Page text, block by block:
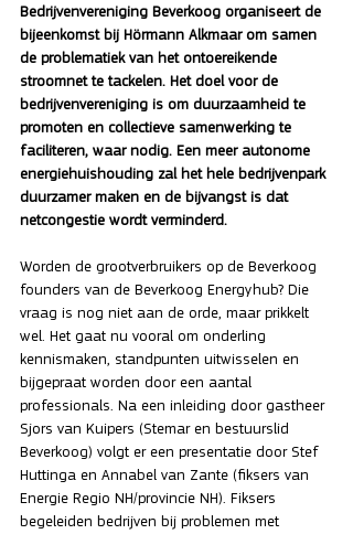
Bedrijvenvereniging Beverkoog organiseert de
bijeenkomst bij Hörmann Alkmaar om samen
de problematiek van het ontoereikende
stroomnet te tackelen. Het doel voor de
bedrijvenvereniging is om duurzaamheid te
promoten en collectieve samenwerking te
faciliteren, waar nodig. Een meer autonome
energiehuishouding zal het hele bedrijvenpark
duurzamer maken en de bijvangst is dat
netcongestie wordt verminderd.
Worden de grootverbruikers op de Beverkoog
founders van de Beverkoog Energyhub? Die
vraag is nog niet aan de orde, maar prikkelt
wel. Het gaat nu vooral om onderling
kennismaken, standpunten uitwisselen en
bijgepraat worden door een aantal
professionals. Na een inleiding door gastheer
Sjors van Kuipers (Stemar en bestuurslid
Beverkoog) volgt er een presentatie door Stef
Huttinga en Annabel van Zante (fiksers van
Energie Regio NH/provincie NH). Fiksers
begeleiden bedrijven bij problemen met